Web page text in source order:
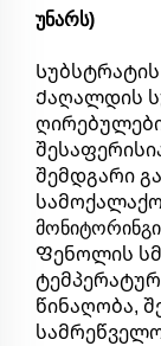
უნარს)
Ქაღალდის
შემდგარი
Ფენოლის
წინაღობა,